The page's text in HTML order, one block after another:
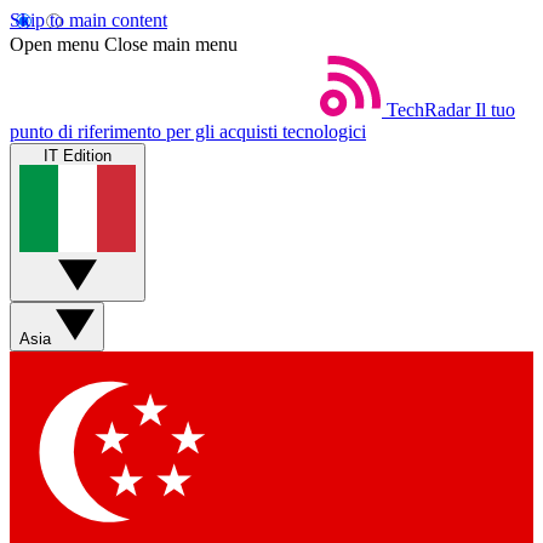
Skip to main content
Open menu Close main menu
TechRadar Il tuo
punto di riferimento per gli acquisti tecnologici
IT Edition
Asia